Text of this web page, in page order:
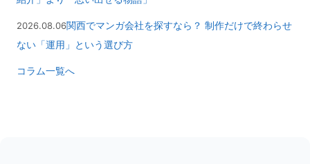
2026.08.06関西でマンガ会社を探すなら？ 制作だけで終わらせ
ない「運用」という選び方
コラム一覧へ